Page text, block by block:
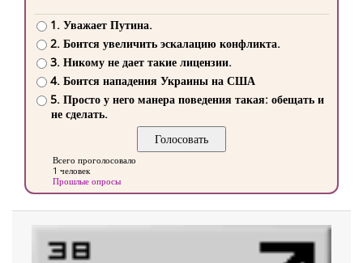
1. Уважает Путина.
2. Боится увеличить эскалацию конфликта.
3. Никому не дает такие лицензии.
4. Боится нападения Украины на США
5. Просто у него манера поведения такая: обещать и
не сделать.
Всего проголосовало
1 человек
Прошлые опросы